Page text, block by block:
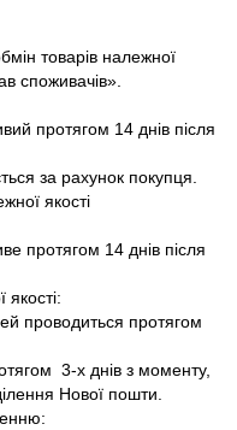
товарів належної
споживачів».
протягом 14 днів після
за рахунок покупця.
якості
протягом 14 днів після
проводиться протягом
3-х днів з моменту,
Нової пошти.